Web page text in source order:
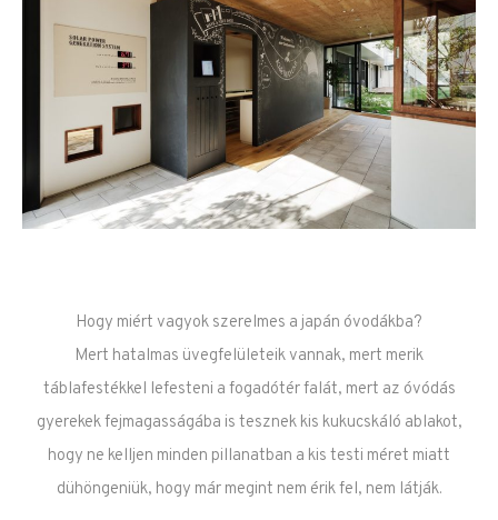
Hogy miért vagyok szerelmes a japán óvodákba?
Mert hatalmas üvegfelületeik vannak, mert merik
táblafestékkel lefesteni a fogadótér falát, mert az óvódás
gyerekek fejmagasságába is tesznek kis kukucskáló ablakot,
hogy ne kelljen minden pillanatban a kis testi méret miatt
dühöngeniük, hogy már megint nem érik fel, nem látják.